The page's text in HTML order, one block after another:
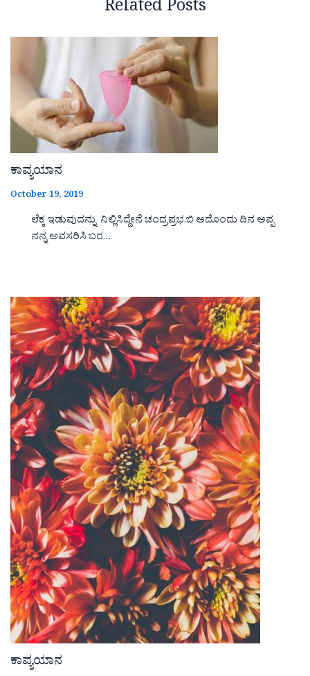
Related Posts
ಕಾವ್ಯಯಾನ
October 19, 2019
ಲೆಕ್ಕ ಇಡುವುದನ್ನು ನಿಲ್ಲಿಸಿದ್ದೇನೆ ಚಂದ್ರಪ್ರಭ.ಬಿ ಅದೊಂದು ದಿನ ಅಪ್ಪ
ನನ್ನ ಅವಸರಿಸಿ ಬರ…
ಕಾವ್ಯಯಾನ